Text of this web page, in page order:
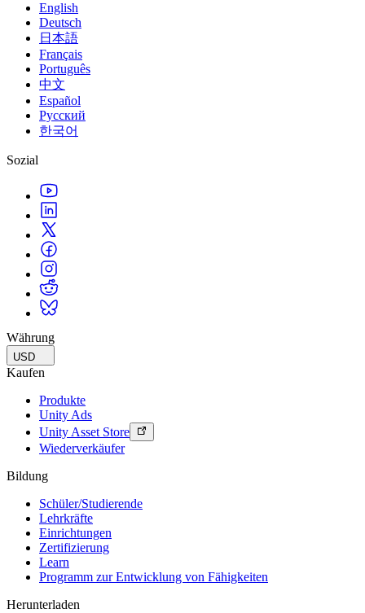
English
Deutsch
日本語
Français
Português
中文
Español
Русский
한국어
Sozial
Währung
USD
Kaufen
Produkte
Unity Ads
Unity Asset Store
Wiederverkäufer
Bildung
Schüler/Studierende
Lehrkräfte
Einrichtungen
Zertifizierung
Learn
Programm zur Entwicklung von Fähigkeiten
Herunterladen